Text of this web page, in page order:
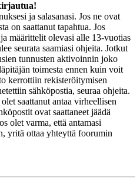
ja salasanasi. Jos ne ovat
on saattanut tapahtua. Jos
määrittelit olevasi alle 13-vuotias
seurata saamiasi ohjeita. Jotkut
tunnusten aktivoinnin joko
toimesta ennen kuin voit
kerrottiin rekisteröitymisen
sähköpostia, seuraa ohjeita.
saattanut antaa virheellisen
ovat saattaneet jäädä
olet varma, että antamasi
yritä ottaa yhteyttä foorumin